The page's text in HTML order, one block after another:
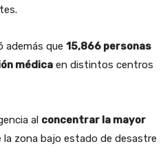
además que 15,866 personas
médica en distintos centros
al concentrar la mayor
la zona bajo estado de desastre